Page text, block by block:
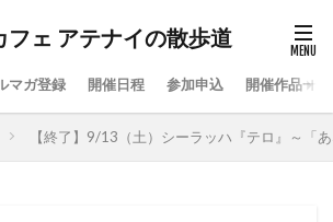
フェ アテナイの散歩道
マガ登録 開催日程 参加申込 開催作品一覧
【終了】9/13（土）シーラッハ『テロ』～「